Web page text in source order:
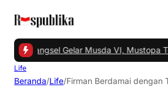
PKS Tangsel Gelar Musda VI, Mustopa
Life
Beranda/Life/Firman Berdamai dengan